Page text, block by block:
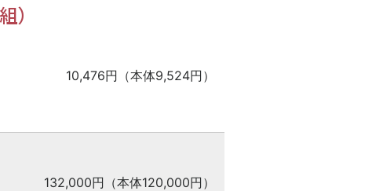
）
10,476円（本体9,524円）
132,000円（本体120,000円）